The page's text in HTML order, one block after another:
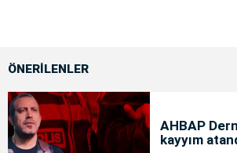
ÖNERİLENLER
AHBAP
kayyım